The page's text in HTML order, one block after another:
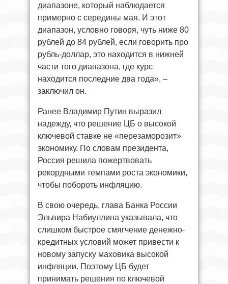
диапазоне, который наблюдается
примерно с середины мая. И этот
диапазон, условно говоря, чуть ниже 80
рублей до 84 рублей, если говорить про
рубль-доллар, это находится в нижней
части того диапазона, где курс
находится последние два года», –
заключил он.
Ранее Владимир Путин выразил
надежду, что решение ЦБ о высокой
ключевой ставке не «перезаморозит»
экономику. По словам президента,
Россия решила пожертвовать
рекордными темпами роста экономики,
чтобы побороть инфляцию.
В свою очередь, глава Банка России
Эльвира Набиуллина указывала, что
слишком быстрое смягчение денежно-
кредитных условий может привести к
новому запуску маховика высокой
инфляции. Поэтому ЦБ будет
принимать решения по ключевой